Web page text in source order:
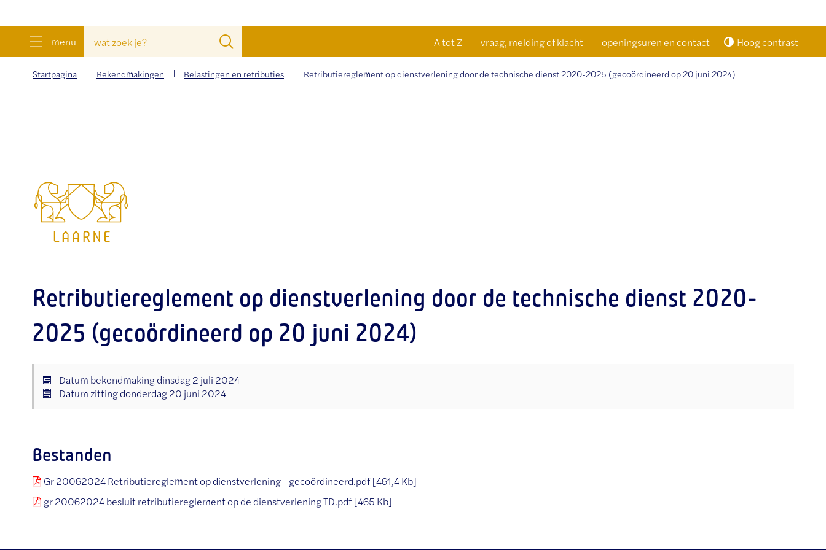
inhoud
menu
zoek
je?
A tot Z vraag, melding of klacht openingsuren en contact Hoog contrast
Gemeente
Laarne
Startpagina Bekendmakingen Belastingen en retributies Retributiereglement op dienstverlening door de technische dienst 2020-2025 (gecoördineerd op 20 juni 2024)
Retributiereglement op dienstverlening door de technische dienst 2020-
2025 (gecoördineerd op 20 juni 2024)
Datum bekendmakingdinsdag 2 juli 2024
Datum zittingdonderdag 20 juni 2024
Bestanden
Gr 20062024 Retributiereglement op dienstverlening - gecoördineerd.pdf 461,4 Kb
gr 20062024 besluit retributiereglement op de dienstverlening TD.pdf 465 Kb